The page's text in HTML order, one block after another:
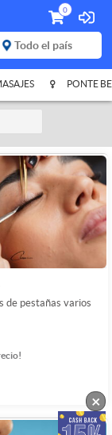
0
PONTE
de pestañas varios
×